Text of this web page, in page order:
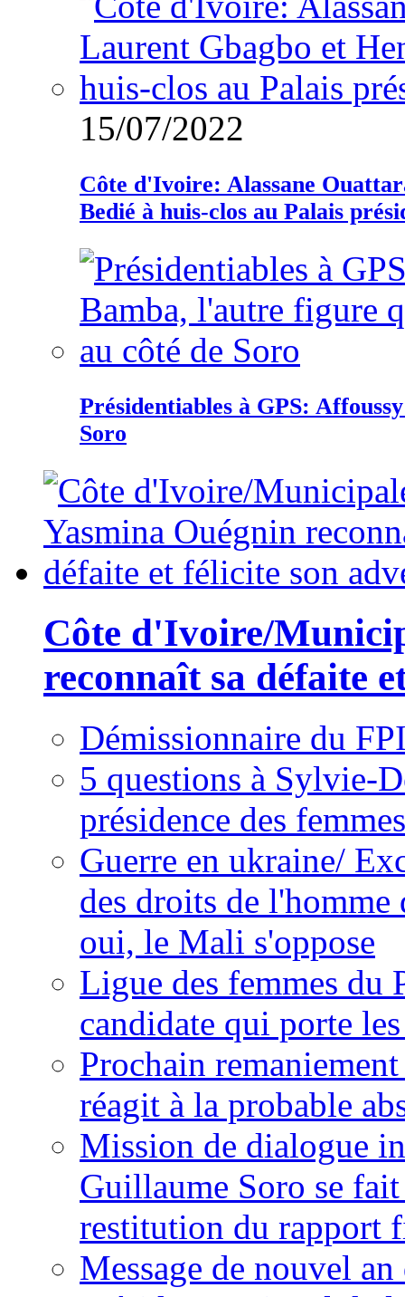
15/07/2022
Côte d'Ivoire: Alassane
Bedié à huis-clos au Palais
Présidentiables à GPS:
Soro
Côte d'Ivoire/
reconnaît sa défaite
Démissionnaire du
5 questions à Sylvie-
présidence des
Guerre en ukraine/
des droits de
oui, le Mali s'oppose
Ligue des femmes du
candidate qui porte
Prochain
réagit à la probable
Mission de dialogue
Guillaume Soro se
restitution du rapport
Message de nouvel